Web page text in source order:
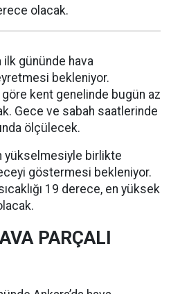
olacak.
ilk gününde hava
bekleniyor.
kent genelinde bugün az
Gece ve sabah saatlerinde
ölçülecek.
yükselmesiyle birlikte
göstermesi bekleniyor.
19 derece, en yüksek
PARÇALI